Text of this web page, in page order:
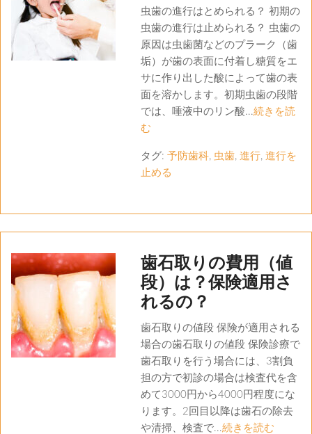
虫歯の進行はとめられる？ 初期の
虫歯の進行は止められる？ 虫歯の
原因は虫歯菌などのプラーク（歯
垢）が歯の表面に付着し糖質をエ
サに作り出した酸によって歯の表
面を溶かします。初期虫歯の段階
では、唾液中のリン酸...続きを読
む
タグ: 予防歯科, 虫歯, 進行, 進行を
止める
歯石取りの費用（値
段）は？保険適用さ
れるの？
歯石取りの値段 保険が適用される
場合の歯石取りの値段 保険診療で
歯石取りを行う場合には、3割負
担の方で初診の場合は検査代を含
めて3000円から4000円程度にな
ります。2回目以降は歯石の除去
や清掃、検査で...続きを読む